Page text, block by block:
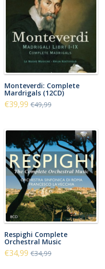
Monteverdi: Complete
Mardrigals (12CD)
€39,99 €49,99
Respighi Complete
Orchestral Music
€34,99 €34,99